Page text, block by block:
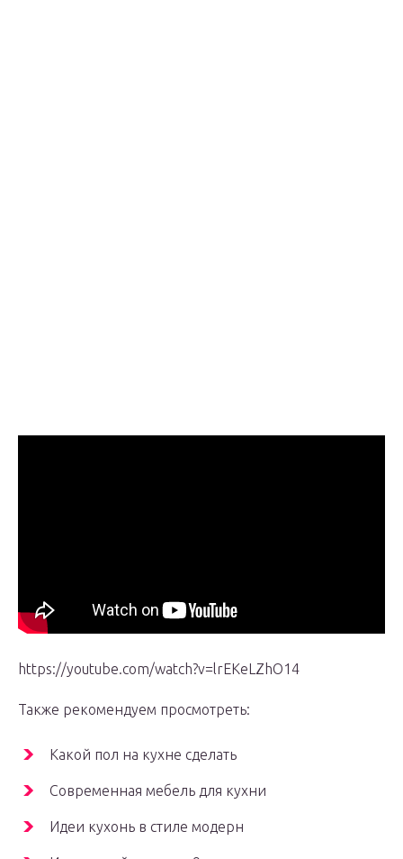
https://youtube.com/watch?v=lrEKeLZhO14
Также рекомендуем просмотреть:
Какой пол на кухне сделать
Современная мебель для кухни
Идеи кухонь в стиле модерн